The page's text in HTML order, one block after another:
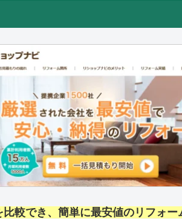
較でき、簡単に最安値のリフォー